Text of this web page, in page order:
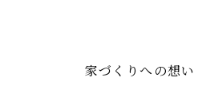
家づくりへの想い